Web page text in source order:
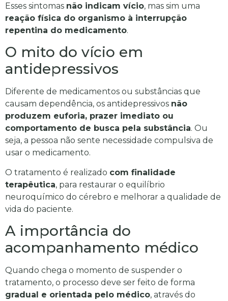
Esses sintomas não indicam vício, mas sim uma
reação física do organismo à interrupção
repentina do medicamento.
O mito do vício em
antidepressivos
Diferente de medicamentos ou substâncias que
causam dependência, os antidepressivos não
produzem euforia, prazer imediato ou
comportamento de busca pela substância. Ou
seja, a pessoa não sente necessidade compulsiva de
usar o medicamento.
O tratamento é realizado com finalidade
terapêutica, para restaurar o equilíbrio
neuroquímico do cérebro e melhorar a qualidade de
vida do paciente.
A importância do
acompanhamento médico
Quando chega o momento de suspender o
tratamento, o processo deve ser feito de forma
gradual e orientada pelo médico, através do